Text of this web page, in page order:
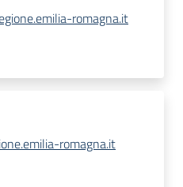
romagna.it
romagna.it